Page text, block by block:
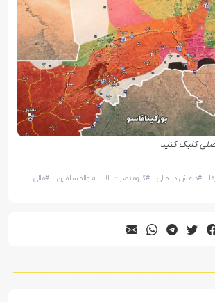
کلیک کنید
#داعش در مالی #گروه نصرت الاسلام والمسلمین #مالی